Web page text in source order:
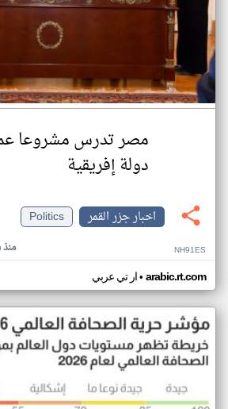
مصر تدرس مشروعا
دولة إفريقية
اخبار جزر القمر
Politics
NH91ES
ار تي عربي• arabic.rt.com